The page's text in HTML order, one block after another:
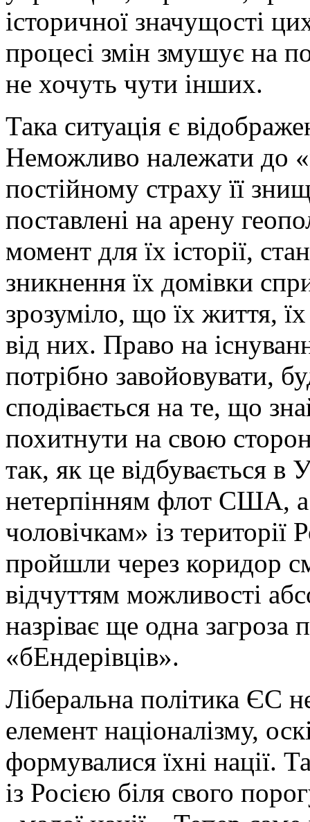
історичної значущості
процесі змін змушує на
не хочуть чути інших.
Така ситуація є
Неможливо належати до
постійному страху її
поставлені на арену
момент для їх історії,
зникнення їх домівки
зрозуміло, що їх життя,
від них. Право на
потрібно завойовувати,
сподівається на те, що
похитнути на свою
так, як це відбувається в
нетерпінням флот США, а
чоловічкам» із території
пройшли через коридор
відчуттям можливості
назріває ще одна загроза
«бЕндерівців».
Ліберальна політика ЄС
елемент націоналізму,
формувалися їхні нації.
із Росією біля свого